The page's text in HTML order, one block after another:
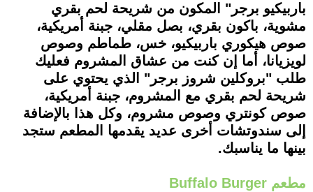
باربيكيو برجر" المكون من شريحة لحم بقري
مشوية، باكون بقري، بصل مقلي، جبنة أمريكية،
صوص هيكوري باربيكيو، خس، طماطم وصوص
لويزيانا، أما إن كنت من عشاق المشروم فعليك
طلب "بروكلين شروز برجر" الذي يحتوي على
شريحة لحم بقري مع المشروم، جبنة أمريكية،
صوص كونتري وصوص مشروم، وكل هذا بالإضافة
إلى سندوتشات أخرى عديد يقدمها المطعم ستجد
بينها ما يناسبك.
مطعم Buffalo Burger